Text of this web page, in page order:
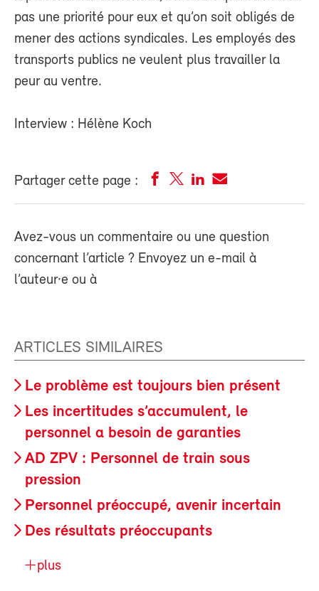
pas une priorité pour eux et qu’on soit obligés de
mener des actions syndicales. Les employés des
transports publics ne veulent plus travailler la
peur au ventre.
Interview : Hélène Koch
Partager cette page :
Avez-vous un commentaire ou une question
concernant l’article ? Envoyez un e-mail à
l’auteur·e ou à
ARTICLES SIMILAIRES
Le problème est toujours bien présent
Les incertitudes s’accumulent, le
personnel a besoin de garanties
AD ZPV : Personnel de train sous
pression
Personnel préoccupé, avenir incertain
Des résultats préoccupants
plus